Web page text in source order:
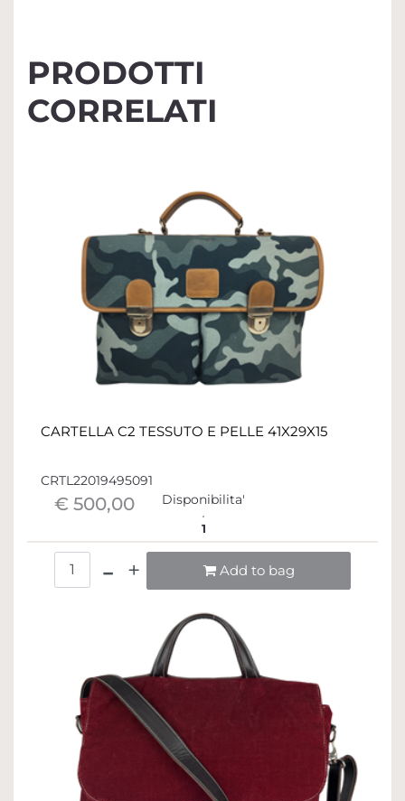
PRODOTTI
CORRELATI
CARTELLA C2 TESSUTO E PELLE 41X29X15
CRTL22019495091
€ 500,00 Disponibilita'
1
Add to bag